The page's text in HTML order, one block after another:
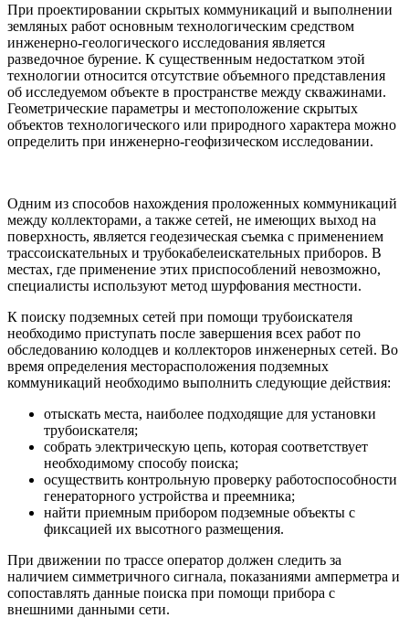
При проектировании скрытых коммуникаций и выполнении
земляных работ основным технологическим средством
инженерно-геологического исследования является
разведочное бурение. К существенным недостатком этой
технологии относится отсутствие объемного представления
об исследуемом объекте в пространстве между скважинами.
Геометрические параметры и местоположение скрытых
объектов технологического или природного характера можно
определить при инженерно-геофизическом исследовании.
Одним из способов нахождения проложенных коммуникаций
между коллекторами, а также сетей, не имеющих выход на
поверхность, является геодезическая съемка с применением
трассоискательных и трубокабелеискательных приборов. В
местах, где применение этих приспособлений невозможно,
специалисты используют метод шурфования местности.
К поиску подземных сетей при помощи трубоискателя
необходимо приступать после завершения всех работ по
обследованию колодцев и коллекторов инженерных сетей. Во
время определения месторасположения подземных
коммуникаций необходимо выполнить следующие действия:
отыскать места, наиболее подходящие для установки
трубоискателя;
собрать электрическую цепь, которая соответствует
необходимому способу поиска;
осуществить контрольную проверку работоспособности
генераторного устройства и преемника;
найти приемным прибором подземные объекты с
фиксацией их высотного размещения.
При движении по трассе оператор должен следить за
наличием симметричного сигнала, показаниями амперметра и
сопоставлять данные поиска при помощи прибора с
внешними данными сети.